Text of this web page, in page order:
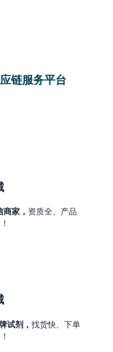
链服务平台
家， 资质全、产品
试剂，找货快、下单